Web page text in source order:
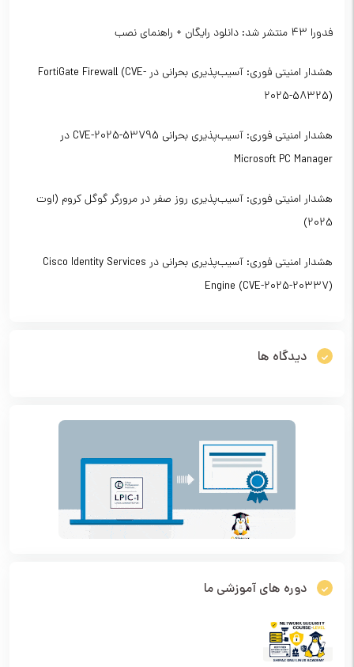
فدورا ۴۳ منتشر شد: دانلود رایگان + راهنمای نصب
هشدار امنیتی فوری: آسیب‌پذیری بحرانی در FortiGate Firewall (CVE-
2025-58325)
هشدار امنیتی فوری: آسیب‌پذیری بحرانی CVE-2025-53795 در
Microsoft PC Manager
هشدار امنیتی فوری: آسیب‌پذیری روز صفر در مرورگر گوگل کروم (اوت
2025)
هشدار امنیتی فوری: آسیب‌پذیری بحرانی در Cisco Identity Services
Engine (CVE-2025-20337)
دیدگاه ها
دوره های آموزشی ما